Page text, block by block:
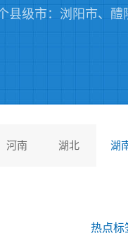
级市：浏阳市、醴
河南 湖北 湖
热点标